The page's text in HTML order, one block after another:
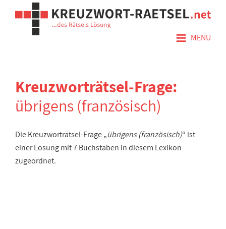
≡ MENÜ
Kreuzworträtsel-Frage:
übrigens (französisch)
Die Kreuzworträtsel-Frage „übrigens (französisch)“ ist
einer Lösung mit 7 Buchstaben in diesem Lexikon
zugeordnet.